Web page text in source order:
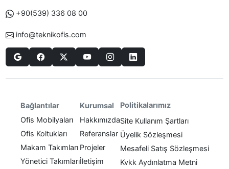
+90(539) 336 08 00
info@teknikofis.com
Bağlantılar
Ofis Mobilyaları
Ofis Koltukları
Makam Takımları
Yönetici Takımları
Kurumsal
Hakkımızda
Referanslar
Projeler
İletişim
Politikalarımız
Site Kullanım Şartları
Üyelik Sözleşmesi
Mesafeli Satış Sözleşmesi
Kvkk Aydınlatma Metni